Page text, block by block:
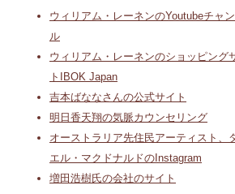
ウィリアム・レーネンのYoutubeチャ
ル
ウィリアム・レーネンのショッピング
トIBOK Japan
吉本ばななさんの公式サイト
明日香天翔の気脈カウンセリング
オーストラリア先住民アーティスト、
エル・マクドナルドのInstagram
増田浩樹氏の会社のサイト